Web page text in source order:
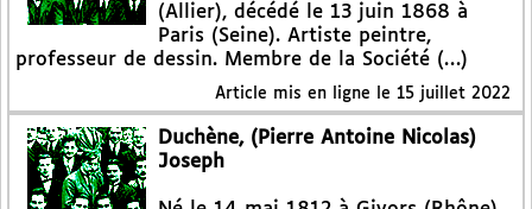
(Allier), décédé le 13 juin 1868 à
Paris (Seine). Artiste peintre,
professeur de dessin. Membre de la Société (…)
Article mis en ligne le 15 juillet 2022
Duchène, (Pierre Antoine Nicolas)
Joseph